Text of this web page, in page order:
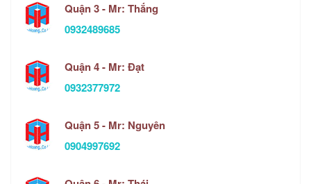
Quận 3 - Mr: Thắng
0932489685
Quận 4 - Mr: Đạt
0932377972
Quận 5 - Mr: Nguyên
0904997692